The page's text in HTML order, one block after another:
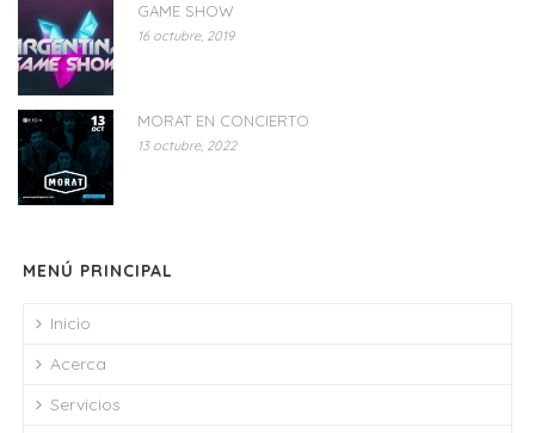
GAME SHOW
16 octubre, 2019
MORAT EN CONCIERTO
13 octubre, 2022
MENÚ PRINCIPAL
Inicio
Acerca
Servicios